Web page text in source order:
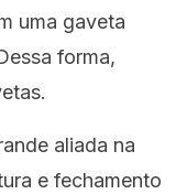
uma gaveta
forma,
aliada na
e fechamento